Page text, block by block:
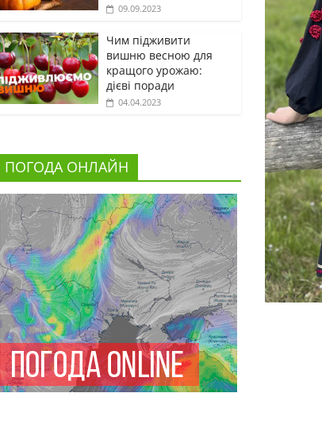
09.09.2023
Чим підживити
вишню весною для
кращого урожаю:
дієві поради
04.04.2023
ПОГОДА ОНЛАЙН